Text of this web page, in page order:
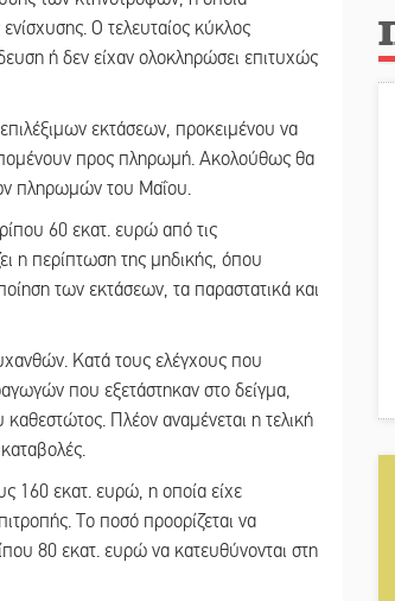
Ο τελευταίος κύκλος
ή δεν είχαν ολοκληρώσει επιτυχώς
εκτάσεων, προκειμένου να
προς πληρωμή. Ακολούθως θα
πληρωμών του Μαΐου.
60 εκατ. ευρώ από τις
η περίπτωση της μηδικής, όπου
των εκτάσεων, τα παραστατικά και
Κατά τους ελέγχους που
που εξετάστηκαν στο δείγμα,
Πλέον αναμένεται η τελική
160 εκατ. ευρώ, η οποία είχε
Το ποσό προορίζεται να
80 εκατ. ευρώ να κατευθύνονται στη